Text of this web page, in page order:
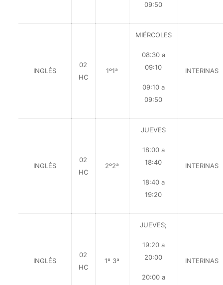
09:50
INGLÉS
02
HC
1º1ª
MIÉRCOLES
08:30 a
09:10
09:10 a
09:50
INTERINAS
INGLÉS
02
HC
2º2ª
JUEVES
18:00 a
18:40
18:40 a
19:20
INTERINAS
INGLÉS
02
HC
1º 3ª
JUEVES;
19:20 a
20:00
20:00 a
INTERINAS